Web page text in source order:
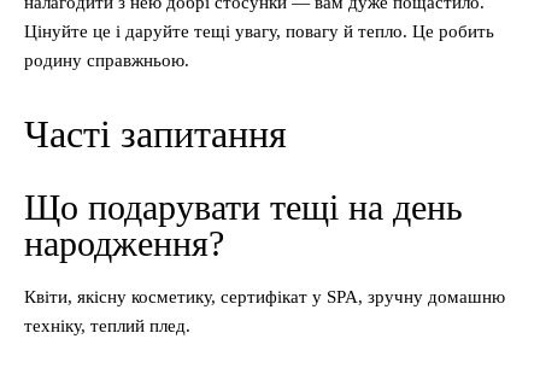
Цінуйте це і даруйте тещі увагу, повагу й тепло. Це робить
родину справжньою.
Часті запитання
Що подарувати тещі на день
народження?
Квіти, якісну косметику, сертифікат у SPA, зручну домашню
техніку, теплий плед.